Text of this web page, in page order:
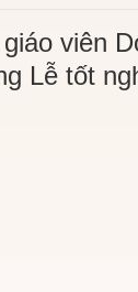
viên
Lễ tốt